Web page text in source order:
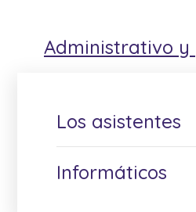
Administrativo y
Los asistentes
Informáticos